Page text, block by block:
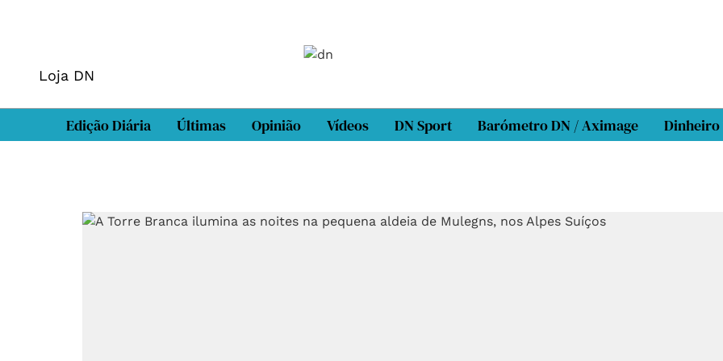
Loja DN
Edição Diária Últimas Opinião Vídeos DN Sport Barómetro DN / Aximage Dinheiro